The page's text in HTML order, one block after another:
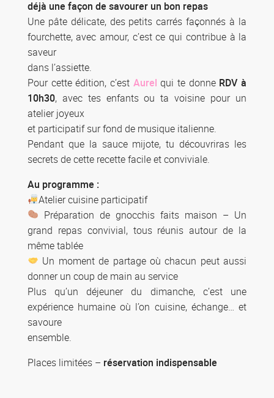
déjà une façon de savourer un bon repas
Une pâte délicate, des petits carrés façonnés à la
fourchette, avec amour, c’est ce qui contribue à la
saveur
dans l’assiette.
Pour cette édition, c’est Aurel qui te donne RDV à
10h30, avec tes enfants ou ta voisine pour un
atelier joyeux
et participatif sur fond de musique italienne.
Pendant que la sauce mijote, tu découvriras les
secrets de cette recette facile et conviviale.
Au programme :
Atelier cuisine participatif
Préparation de gnocchis faits maison – Un
grand repas convivial, tous réunis autour de la
même tablée
Un moment de partage où chacun peut aussi
donner un coup de main au service
Plus qu’un déjeuner du dimanche, c’est une
expérience humaine où l’on cuisine, échange… et
savoure
ensemble.
Places limitées – réservation indispensable